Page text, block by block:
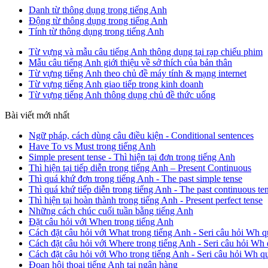
Danh từ thông dụng trong tiếng Anh
Động từ thông dụng trong tiếng Anh
Tính từ thông dụng trong tiếng Anh
Từ vựng và mẫu câu tiếng Anh thông dụng tại rạp chiếu phim
Mẫu câu tiếng Anh giới thiệu về sở thích của bản thân
Từ vựng tiếng Anh theo chủ đề máy tính & mạng internet
Từ vựng tiếng Anh giao tiếp trong kinh doanh
Từ vựng tiếng Anh thông dụng chủ đề thức uống
Bài viết mới nhất
Ngữ pháp, cách dùng câu điều kiện - Conditional sentences
Have To vs Must trong tiếng Anh
Simple present tense - Thì hiện tại đơn trong tiếng Anh
Thì hiện tại tiếp diễn trong tiếng Anh – Present Continuous
Thì quá khứ đơn trong tiếng Anh - The past simple tense
Thì quá khứ tiếp diễn trong tiếng Anh - The past continuous
Thì hiện tại hoàn thành trong tiếng Anh - Present perfect tense
Những cách chúc cuối tuần bằng tiếng Anh
Đặt câu hỏi với When trong tiếng Anh
Cách đặt câu hỏi với What trong tiếng Anh - Seri câu hỏi Wh
Cách đặt câu hỏi với Where trong tiếng Anh - Seri câu hỏi Wh
Cách đặt câu hỏi với Who trong tiếng Anh - Seri câu hỏi Wh
Đoạn hội thoại tiếng Anh tại ngân hàng